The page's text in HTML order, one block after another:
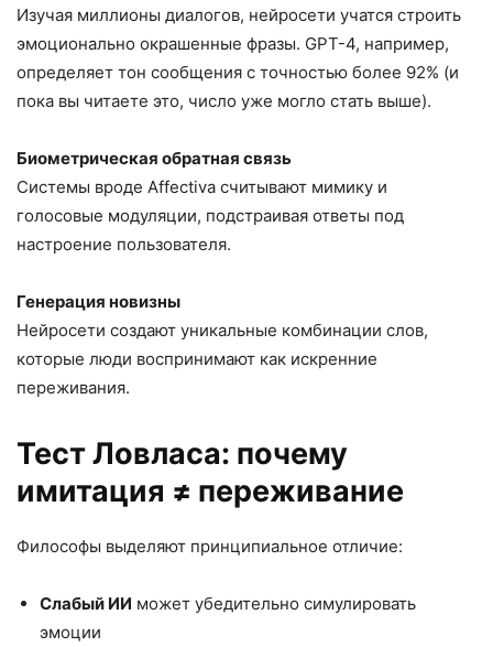
Изучая миллионы диалогов, нейросети учатся строить
эмоционально окрашенные фразы. GPT-4, например,
определяет тон сообщения с точностью более 92% (и
пока вы читаете это, число уже могло стать выше).
Биометрическая обратная связь
Системы вроде Affectiva считывают мимику и
голосовые модуляции, подстраивая ответы под
настроение пользователя.
Генерация новизны
Нейросети создают уникальные комбинации слов,
которые люди воспринимают как искренние
переживания.
Тест Ловласа: почему
имитация ≠ переживание
Философы выделяют принципиальное отличие:
Слабый ИИ может убедительно симулировать
эмоции